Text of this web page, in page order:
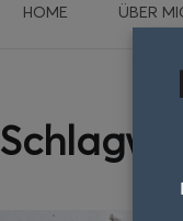
HOME ÜBER